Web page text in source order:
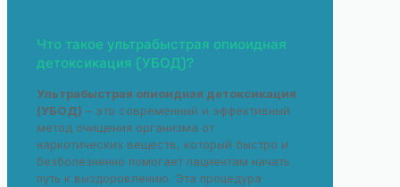
Что такое ультрабыстрая опиоидная
детоксикация (УБОД)?
Ультрабыстрая опиоидная детоксикация
(УБОД) – это современный и эффективный
метод очищения организма от
наркотических веществ, который быстро и
безболезненно помогает пациентам начать
путь к выздоровлению. Эта процедура